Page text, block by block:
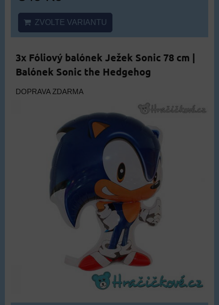
ZVOLTE VARIANTU
3x Fóliový balónek Ježek Sonic 78 cm |
Balónek Sonic the Hedgehog
DOPRAVA ZDARMA